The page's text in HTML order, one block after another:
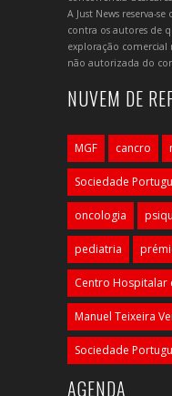
A Just News reserva-
contra os autores de
exploração
não autorizada do
NUVEM DE
MGF cancro
Sociedade
oncologia
pediatria
Centro Hospitalar
Manuel Teixeira
Sociedade
AGENDA